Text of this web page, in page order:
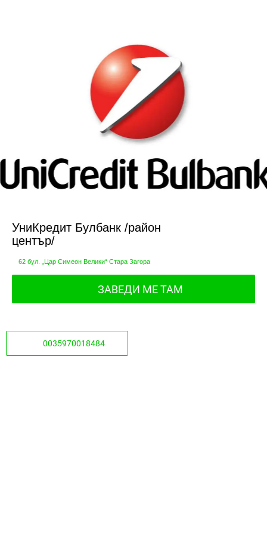
УниКредит Булбанк /район
център/
62 бул. „Цар Симеон Велики“ Стара Загора
ЗАВЕДИ МЕ ТАМ
0035970018484